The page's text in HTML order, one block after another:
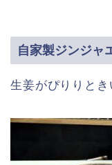
自家製ジンジ
生姜がぴりりと